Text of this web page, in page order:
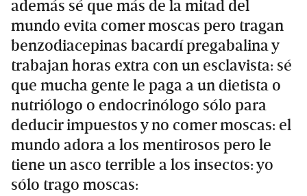
además sé que más de la mitad del
mundo evita comer moscas pero tragan
benzodiacepinas bacardí pregabalina y
trabajan horas extra con un esclavista: sé
que mucha gente le paga a un dietista o
nutriólogo o endocrinólogo sólo para
deducir impuestos y no comer moscas: el
mundo adora a los mentirosos pero le
tiene un asco terrible a los insectos: yo
sólo trago moscas: